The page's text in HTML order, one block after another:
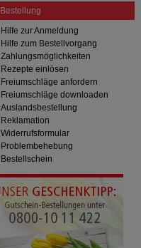
Bestellung
Hilfe zur Anmeldung
Hilfe zum Bestellvorgang
Zahlungsmöglichkeiten
Rezepte einlösen
Freiumschläge anfordern
Freiumschläge downloaden
Auslandsbestellung
Reklamation
Widerrufsformular
Problembehebung
Bestellschein